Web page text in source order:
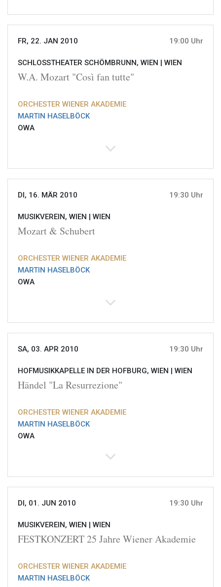
FR, 22. JAN 2010 19:00 Uhr
SCHLOSSTHEATER SCHÖMBRUNN, WIEN | WIEN
W.A. Mozart "Così fan tutte"
ORCHESTER WIENER AKADEMIE
MARTIN HASELBÖCK
OWA
DI, 16. MÄR 2010 19:30 Uhr
MUSIKVEREIN, WIEN | WIEN
Mozart & Schubert
ORCHESTER WIENER AKADEMIE
MARTIN HASELBÖCK
OWA
SA, 03. APR 2010 19:30 Uhr
HOFMUSIKKAPELLE IN DER HOFBURG, WIEN | WIEN
Händel "La Resurrezione"
ORCHESTER WIENER AKADEMIE
MARTIN HASELBÖCK
OWA
DI, 01. JUN 2010 19:30 Uhr
MUSIKVEREIN, WIEN | WIEN
FESTKONZERT 25 Jahre Wiener Akademie
ORCHESTER WIENER AKADEMIE
MARTIN HASELBÖCK